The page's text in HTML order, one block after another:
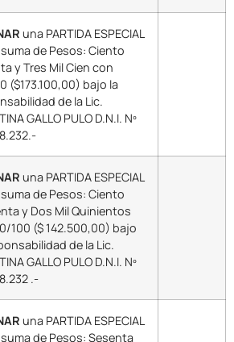
una PARTIDA ESPECIAL
de Pesos: Ciento
y Tres Mil Cien con
($173.100,00) bajo la
de la Lic.
GALLO PULO D.N.I. Nº
una PARTIDA ESPECIAL
de Pesos: Ciento
y Dos Mil Quinientos
100 ($ 142.500,00) bajo
de la Lic.
GALLO PULO D.N.I. Nº
.-
una PARTIDA ESPECIAL
de Pesos: Sesenta